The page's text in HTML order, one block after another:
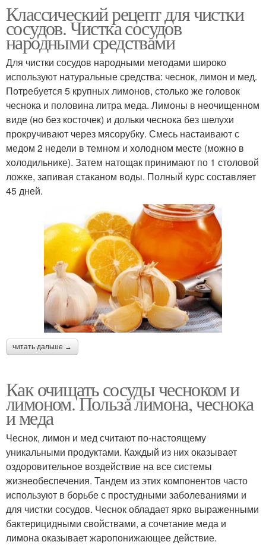
Классический рецепт для чистки
сосудов. Чистка сосудов
народными средствами
Для чистки сосудов народными методами широко
используют натуральные средства: чеснок, лимон и мед.
Потребуется 5 крупных лимонов, столько же головок
чеснока и половина литра меда. Лимоны в неочищенном
виде (но без косточек) и дольки чеснока без шелухи
прокручивают через мясорубку. Смесь настаивают с
медом 2 недели в темном и холодном месте (можно в
холодильнике). Затем натощак принимают по 1 столовой
ложке, запивая стаканом воды. Полный курс составляет
45 дней.
читать дальше →
Как очищать сосуды чесноком и
лимоном. Польза лимона, чеснока
и меда
Чеснок, лимон и мед считают по-настоящему
уникальными продуктами. Каждый из них оказывает
оздоровительное воздействие на все системы
жизнеобеспечения. Тандем из этих компонентов часто
используют в борьбе с простудными заболеваниями и
для чистки сосудов. Чеснок обладает ярко выраженными
бактерицидными свойствами, а сочетание меда и
лимона оказывает жаропонижающее действие.